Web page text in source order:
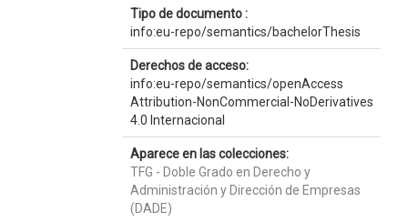
Tipo de documento :
info:eu-repo/semantics/bachelorThesis
Derechos de acceso:
info:eu-repo/semantics/openAccess
Attribution-NonCommercial-NoDerivatives
4.0 Internacional
Aparece en las colecciones:
TFG - Doble Grado en Derecho y
Administración y Dirección de Empresas
(DADE)